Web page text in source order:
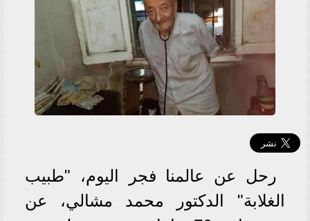
رحل عن عالمنا فجر اليوم، "طبيب
الغلابة" الدكتور محمد مشالي، عن